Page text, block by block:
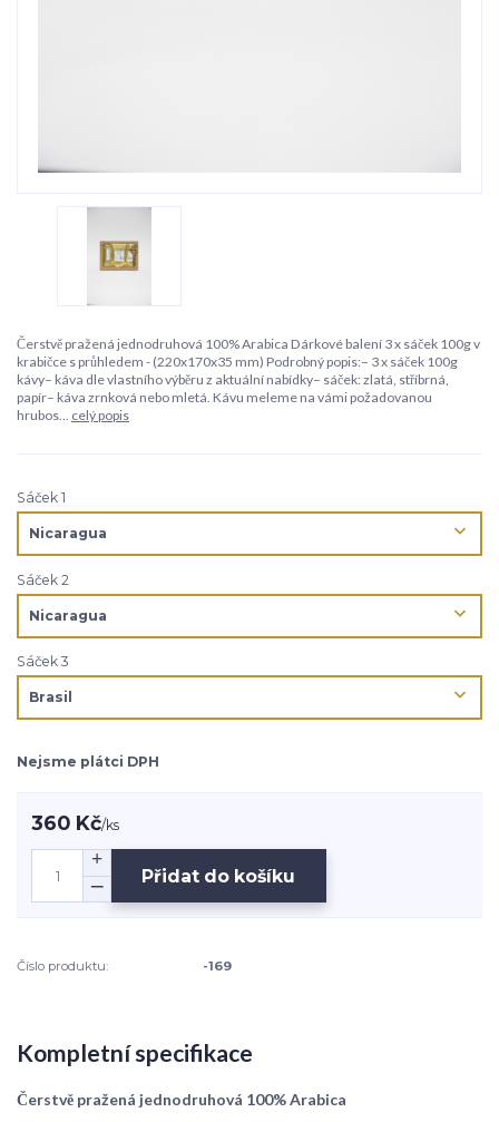
Čerstvě pražená jednodruhová 100% Arabica Dárkové balení 3 x sáček 100g v
krabičce s průhledem - (220x170x35 mm) Podrobný popis:– 3 x sáček 100g
kávy– káva dle vlastního výběru z aktuální nabídky– sáček: zlatá, stříbrná,
papír– káva zrnková nebo mletá. Kávu meleme na vámi požadovanou
hrubos... celý popis
Sáček 1
Sáček 2
Sáček 3
Nejsme plátci DPH
360 Kč/ks
Přidat do košíku
Číslo produktu: -169
Kompletní specifikace
Čerstvě pražená jednodruhová 100% Arabica